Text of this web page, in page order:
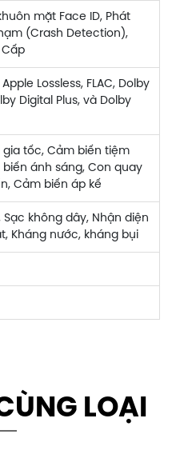
mặt Face ID, Phát
(Crash Detection),
Cấp
Apple Lossless, FLAC, Dolby
Digital Plus, và Dolby
gia tốc, Cảm biến tiệm
ánh sáng, Con quay
Cảm biến áp kế
Sạc không dây, Nhận diện
Kháng nước, kháng bụi
LOẠI